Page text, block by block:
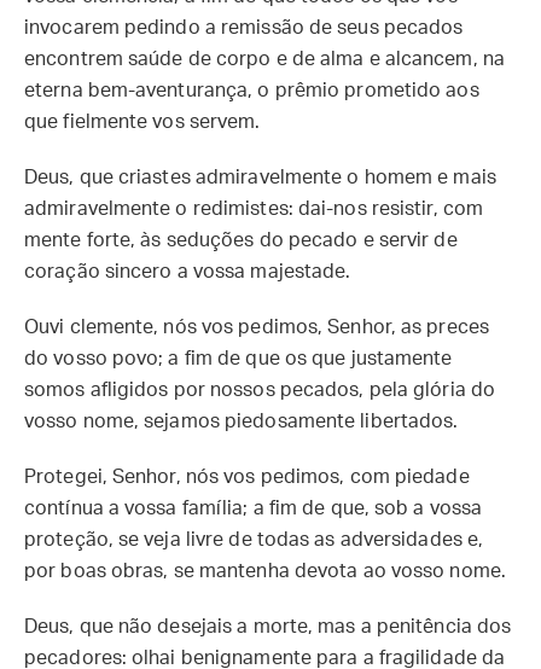
invocarem pedindo a remissão de seus pecados
encontrem saúde de corpo e de alma e alcancem, na
eterna bem-aventurança, o prêmio prometido aos
que fielmente vos servem.
Deus, que criastes admiravelmente o homem e mais
admiravelmente o redimistes: dai-nos resistir, com
mente forte, às seduções do pecado e servir de
coração sincero a vossa majestade.
Ouvi clemente, nós vos pedimos, Senhor, as preces
do vosso povo; a fim de que os que justamente
somos afligidos por nossos pecados, pela glória do
vosso nome, sejamos piedosamente libertados.
Protegei, Senhor, nós vos pedimos, com piedade
contínua a vossa família; a fim de que, sob a vossa
proteção, se veja livre de todas as adversidades e,
por boas obras, se mantenha devota ao vosso nome.
Deus, que não desejais a morte, mas a penitência dos
pecadores: olhai benignamente para a fragilidade da